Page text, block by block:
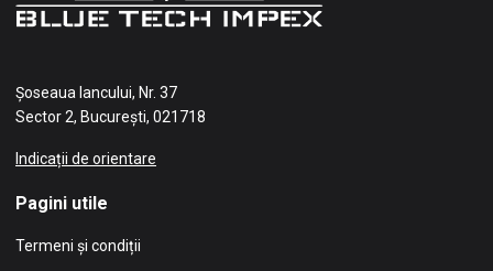
Șoseaua Iancului, Nr. 37
Sector 2, București, 021718
Indicații de orientare
Pagini utile
Termeni și condiții